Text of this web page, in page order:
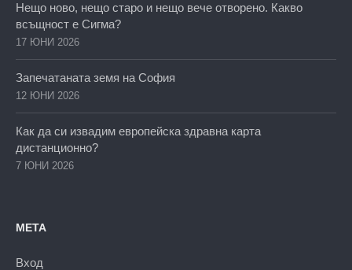
Нещо ново, нещо старо и нещо вече отворено. Какво
всъщност е Сигма?
17 ЮНИ 2026
Запечатаната земя на София
12 ЮНИ 2026
Как да си извадим европейска здравна карта
дистанционно?
7 ЮНИ 2026
МЕТА
Вход